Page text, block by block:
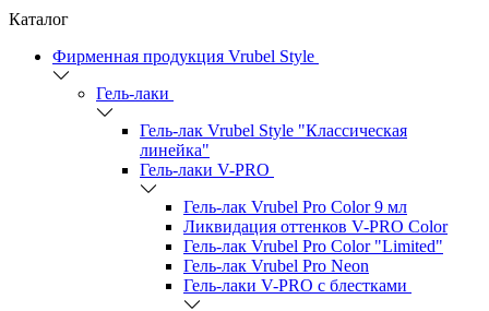
Каталог
Фирменная продукция Vrubel Style
Гель-лаки
Гель-лак Vrubel Style "Классическая
линейка"
Гель-лаки V-PRO
Гель-лак Vrubel Pro Color 9 мл
Ликвидация оттенков V-PRO Color
Гель-лак Vrubel Pro Color "Limited"
Гель-лак Vrubel Pro Neon
Гель-лаки V-PRO c блестками